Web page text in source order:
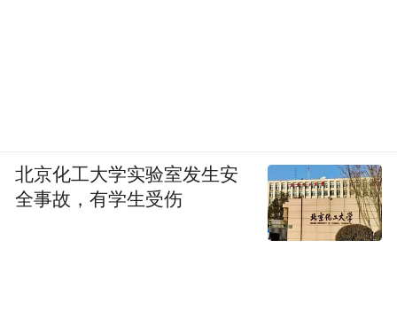
北京化工大学实验室发生安
全事故，有学生受伤